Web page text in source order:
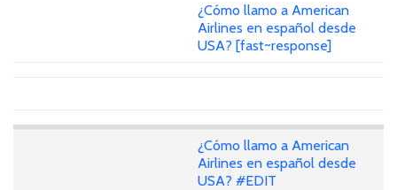
¿Cómo llamo a American
Airlines en español desde
USA? [fast~response]
¿Cómo llamo a American
Airlines en español desde
USA? #EDIT